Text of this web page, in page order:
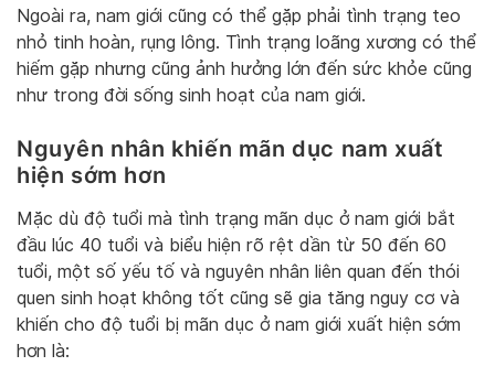
Ngoài ra, nam giới cũng có thể gặp phải tình trạng teo
nhỏ tinh hoàn, rụng lông. Tình trạng loãng xương có thể
hiếm gặp nhưng cũng ảnh hưởng lớn đến sức khỏe cũng
như trong đời sống sinh hoạt của nam giới.
Nguyên nhân khiến mãn dục nam xuất
hiện sớm hơn
Mặc dù độ tuổi mà tình trạng mãn dục ở nam giới bắt
đầu lúc 40 tuổi và biểu hiện rõ rệt dần từ 50 đến 60
tuổi, một số yếu tố và nguyên nhân liên quan đến thói
quen sinh hoạt không tốt cũng sẽ gia tăng nguy cơ và
khiến cho độ tuổi bị mãn dục ở nam giới xuất hiện sớm
hơn là: